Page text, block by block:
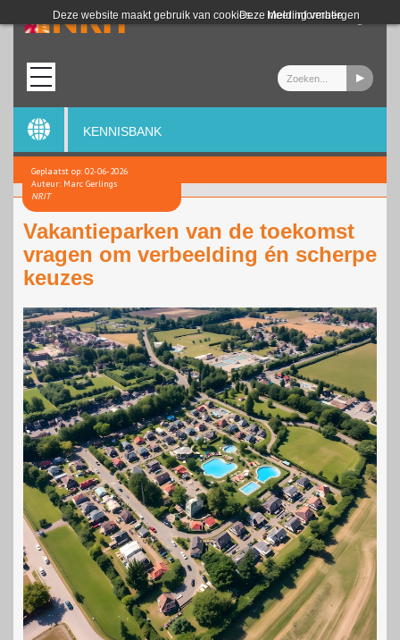
Deze website maakt gebruik van cookies. Meer informatie
Deze melding verbergen
Login
KENNISBANK
Geplaatst op: 02-06-2026
Auteur: Marc Gerlings
NRIT
Vakantieparken van de toekomst
vragen om verbeelding én scherpe
keuzes